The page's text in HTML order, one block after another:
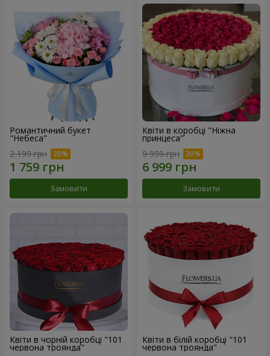
Романтичний букет
"Небеса"
2 199 грн
Замовити
Квіти в коробці "Ніжна
принцеса"
9 999 грн
Замовити
Квіти в чорній коробці "101
червона троянда"
Квіти в білій коробці "101
червона троянда"